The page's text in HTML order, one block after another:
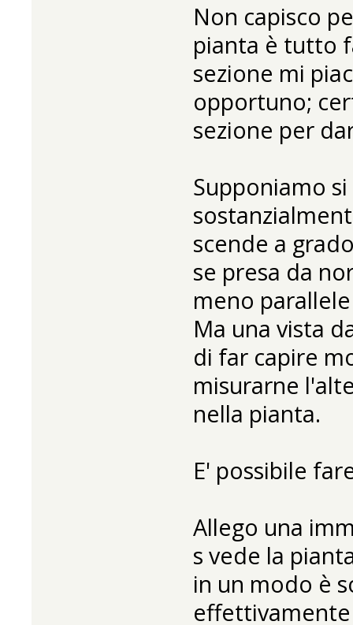
Non capisco
pianta è tutto
sezione mi
opportuno;
sezione per
Supponiamo
scende a
se presa da
meno
Ma una vista
di far capire
misurarne
nella pianta.
E' possibile
Allego una
s vede la
in un modo è
effettivamente